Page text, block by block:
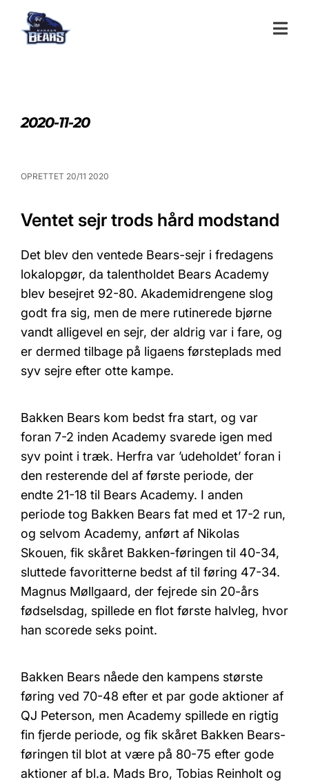
2020-11-20
OPRETTET 20/11 2020
Ventet sejr trods hård modstand
Det blev den ventede Bears-sejr i fredagens
lokalopgør, da talentholdet Bears Academy
blev besejret 92-80. Akademidrengene slog
godt fra sig, men de mere rutinerede bjørne
vandt alligevel en sejr, der aldrig var i fare, og
er dermed tilbage på ligaens førsteplads med
syv sejre efter otte kampe.
Bakken Bears kom bedst fra start, og var
foran 7-2 inden Academy svarede igen med
syv point i træk. Herfra var ’udeholdet’ foran i
den resterende del af første periode, der
endte 21-18 til Bears Academy. I anden
periode tog Bakken Bears fat med et 17-2 run,
og selvom Academy, anført af Nikolas
Skouen, fik skåret Bakken-føringen til 40-34,
sluttede favoritterne bedst af til føring 47-34.
Magnus Møllgaard, der fejrede sin 20-års
fødselsdag, spillede en flot første halvleg, hvor
han scorede seks point.
Bakken Bears nåede den kampens største
føring ved 70-48 efter et par gode aktioner af
QJ Peterson, men Academy spillede en rigtig
fin fjerde periode, og fik skåret Bakken Bears-
føringen til blot at være på 80-75 efter gode
aktioner af bl.a. Mads Bro, Tobias Reinholt og